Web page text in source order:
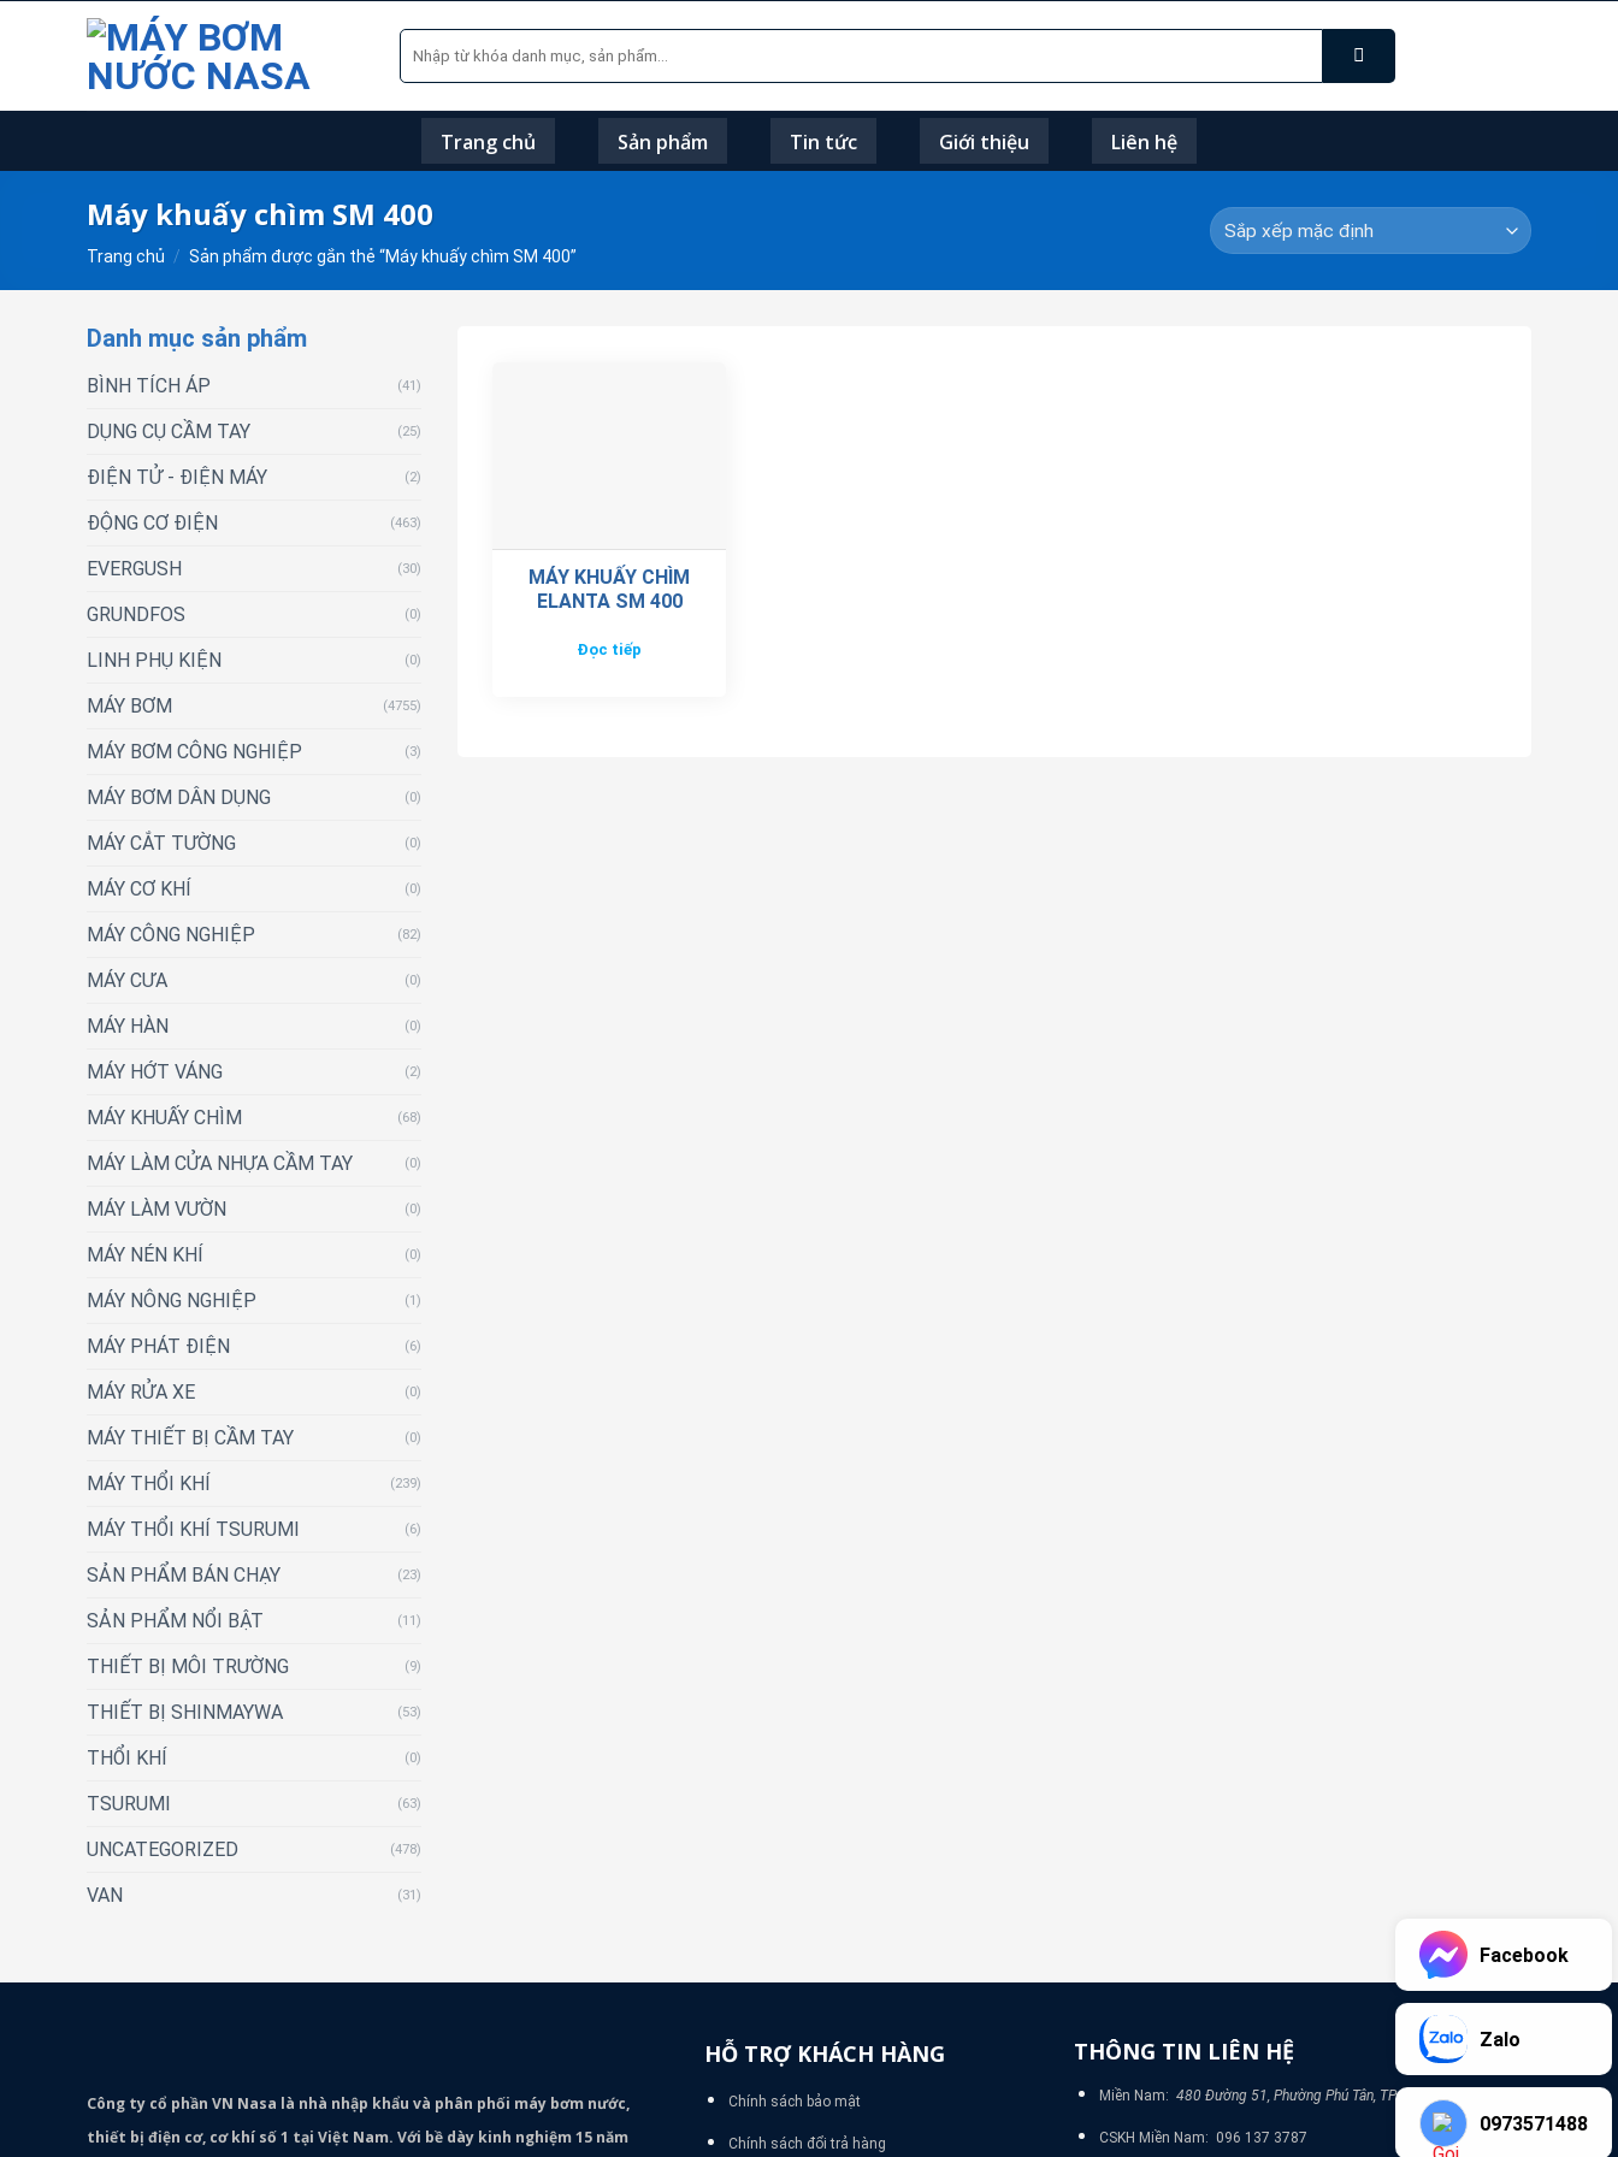
Tìm
kiếm:
Trang chủ Sản phẩm Tin tức Giới thiệu Liên hệ
Máy khuấy chìm SM 400
Trang chủ / Sản phẩm được gắn thẻ “Máy khuấy chìm SM 400”
Danh mục sản phẩm
BÌNH TÍCH ÁP (41)
DỤNG CỤ CẦM TAY (25)
ĐIỆN TỬ - ĐIỆN MÁY (2)
ĐỘNG CƠ ĐIỆN (463)
EVERGUSH (30)
GRUNDFOS (0)
LINH PHỤ KIỆN (0)
MÁY BƠM (4755)
MÁY BƠM CÔNG NGHIỆP (3)
MÁY BƠM DÂN DỤNG (0)
MÁY CẮT TƯỜNG (0)
MÁY CƠ KHÍ (0)
MÁY CÔNG NGHIỆP (82)
MÁY CƯA (0)
MÁY HÀN (0)
MÁY HỚT VÁNG (2)
MÁY KHUẤY CHÌM (68)
MÁY LÀM CỬA NHỰA CẦM TAY (0)
MÁY LÀM VƯỜN (0)
MÁY NÉN KHÍ (0)
MÁY NÔNG NGHIỆP (1)
MÁY PHÁT ĐIỆN (6)
MÁY RỬA XE (0)
MÁY THIẾT BỊ CẦM TAY (0)
MÁY THỔI KHÍ (239)
MÁY THỔI KHÍ TSURUMI (6)
SẢN PHẨM BÁN CHẠY (23)
SẢN PHẨM NỔI BẬT (11)
THIẾT BỊ MÔI TRƯỜNG (9)
THIẾT BỊ SHINMAYWA (53)
THỔI KHÍ (0)
TSURUMI (63)
UNCATEGORIZED (478)
VAN (31)
MÁY KHUẤY CHÌM
ELANTA SM 400
Đọc tiếp
Công ty cổ phần VN Nasa là nhà nhập khẩu và phân phối máy bơm nước,
thiết bị điện cơ, cơ khí số 1 tại Việt Nam. Với bề dày kinh nghiệm 15 năm
HỖ TRỢ KHÁCH HÀNG
Chính sách bảo mật
Chính sách đổi trả hàng
THÔNG TIN LIÊN HỆ
Miền Nam: 480 Đường 51, Phường Phú Tân, TP Bình Dương
CSKH Miền Nam: 096 137 3787
Facebook
Zalo
0973571488